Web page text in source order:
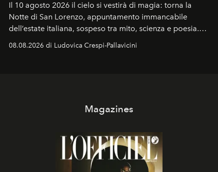
Il 10 agosto 2026 il cielo si vestirà di magia: torna la
Notte di San Lorenzo, appuntamento immancabile
dell’estate italiana, sospeso tra mito, scienza e poesia.
Sarà il momento in cui gli occhi si alzano verso la volta
celeste per seguire il passaggio delle
08.08.2026 di Ludovica Crespi-Pallavicini
Magazines